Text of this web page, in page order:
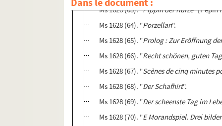
Ms 1628 (63). "Pippin der Kurze" [Pépin
Ms 1628 (64). "Porzellan".
Ms 1628 (65). "Prolog : Zur Eröffnung
Ms 1628 (66). "Recht schönen, guten
Ms 1628 (67). "Scènes de cinq minutes
Ms 1628 (68). "Der Schafhirt".
Ms 1628 (69). "Der scheenste Tag im
Ms 1628 (70). "E Morandspiel. Drei